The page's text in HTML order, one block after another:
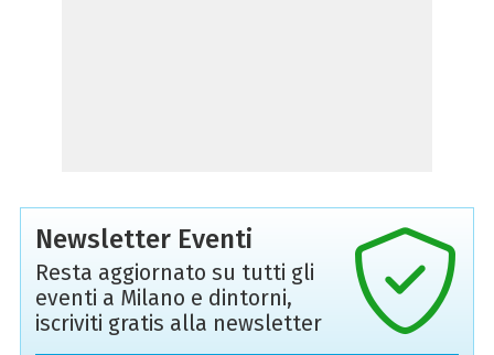
Newsletter Eventi
Resta aggiornato su tutti gli
eventi a Milano e dintorni,
iscriviti gratis alla newsletter